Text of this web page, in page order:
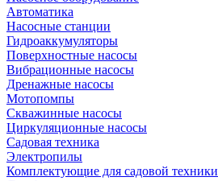
Автоматика
Насосные станции
Гидроаккумуляторы
Поверхностные насосы
Вибрационные насосы
Дренажные насосы
Мотопомпы
Скважинные насосы
Циркуляционные насосы
Садовая техника
Электропилы
Комплектующие для садовой техники